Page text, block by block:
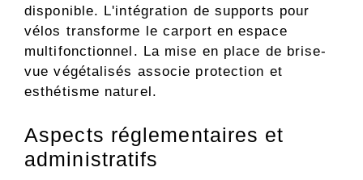
disponible. L'intégration de supports pour
vélos transforme le carport en espace
multifonctionnel. La mise en place de brise-
vue végétalisés associe protection et
esthétisme naturel.
Aspects réglementaires et
administratifs